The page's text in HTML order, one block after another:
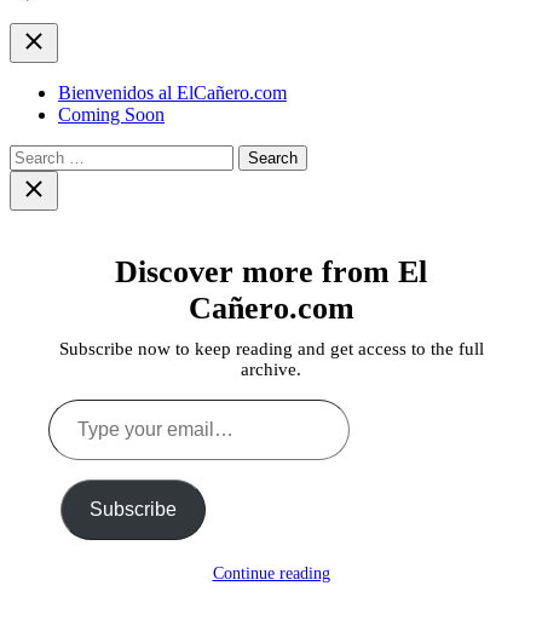
Close
Bienvenidos al ElCañero.com
Coming Soon
Search
for:Close
search
Discover more from El
Cañero.com
Subscribe now to keep reading and get access to the full
archive.
Type
your
email…
Subscribe
Continue reading